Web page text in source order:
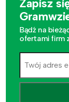
Zapisz
Bądź na
ofertami firm